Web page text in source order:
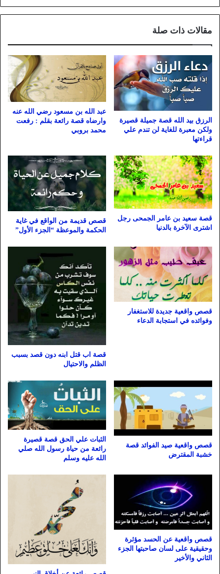
مقالات ذات صلة
الرزق بيد الله قصة جميلة قصيرة
ولكن معبرة للغاية لن تندم علي
قراءتها
عبد الله بن مسعود رضي الله عنه
وارضاه قصة رائعة بقلم : رفعت
محمد بروبي
قصة سعيد بن عامر الجمحى رجل
اشترى الآخرة بالدنيا
قصص قديمة من الواقع في غاية
الحكمة والموعظة “الجزء الأول”
قصص واقعية جديدة للاستغفار
وفوائده في استجابة الدعاء
قصة اب قتل ابنه دون قصد بسبب
الظلم والاحتيال
قصص واقعية صيد الفوائد قصة
خشبة المقترض
الثبات علي الحق قصة قصيرة
رائعة من حياة رسول الله صلي
الله عليه وسلم
قصص واقعية عن الحسد مؤثرة
وحقيقية على لسان صاحبتها الجزء
الثاني والأخير